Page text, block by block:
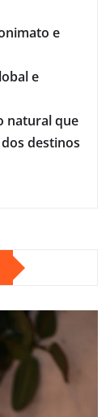
e
e
natural que
destinos